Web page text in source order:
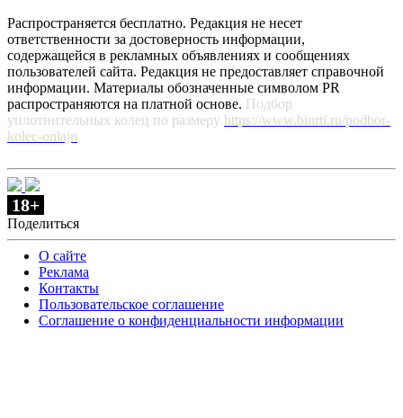
Распространяется бесплатно. Редакция не несет
ответственности за достоверность информации,
содержащейся в рекламных объявлениях и сообщениях
пользователей сайта. Редакция не предоставляет справочной
информации. Материалы обозначенные символом PR
распространяются на платной основе. Подбор
уплотнительных колец по размеру https://www.binrti.ru/podbor-
kolec-onlajn
18+
Поделиться
О сайте
Реклама
Контакты
Пользовательское соглашение
Соглашение о конфиденциальности информации